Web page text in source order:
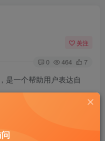
关注
0 464 7
，是一个帮助用户表达自
有超多原创特殊效果、